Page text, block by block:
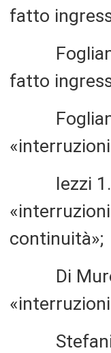
fatto
Fogliani
fatto
Fogliani
Iezzi
continuità»;
Di Muro
Stefani